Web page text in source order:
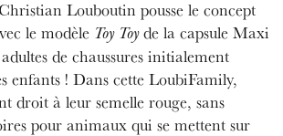
Louboutin pousse le concept
le modèle Toy Toyde la capsule Maxi
de chaussures initialement
enfants ! Dans cette LoubiFamily,
droit à leur semelle rouge, sans
pour animaux qui se mettent sur